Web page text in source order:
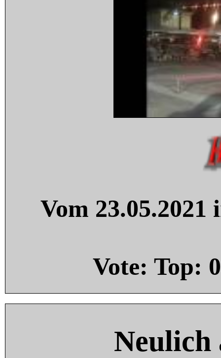
Vom
Vote: Top: 0
Neulich